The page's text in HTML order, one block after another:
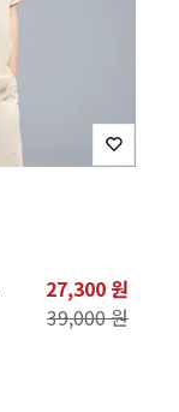
27,300 원
39,000 원